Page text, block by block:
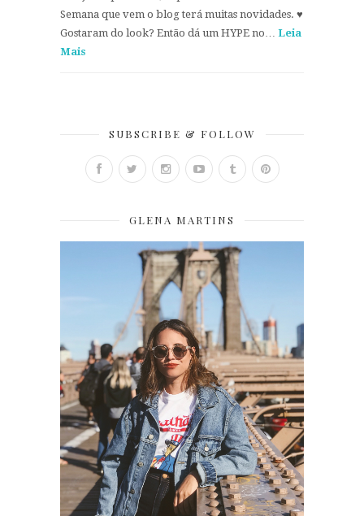
Semana que vem o blog terá muitas novidades. ♥
Gostaram do look? Então dá um HYPE no… Leia
Mais
SUBSCRIBE & FOLLOW
GLENA MARTINS